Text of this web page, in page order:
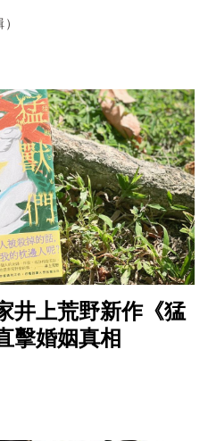
井上荒野新作《猛
擊婚姻真相